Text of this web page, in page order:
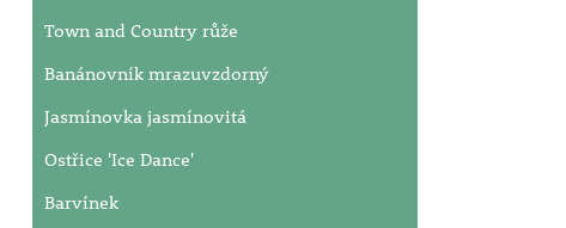
Town and Country růže
Banánovník mrazuvzdorný
Jasmínovka jasmínovitá
Ostřice 'Ice Dance'
Barvínek